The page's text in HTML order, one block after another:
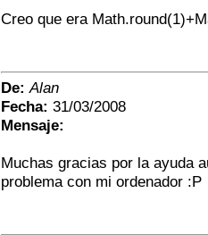
Creo que era
De: Alan
Fecha: 31/03/2008
Mensaje:
Muchas gracias por la ayuda
problema con mi ordenador :P